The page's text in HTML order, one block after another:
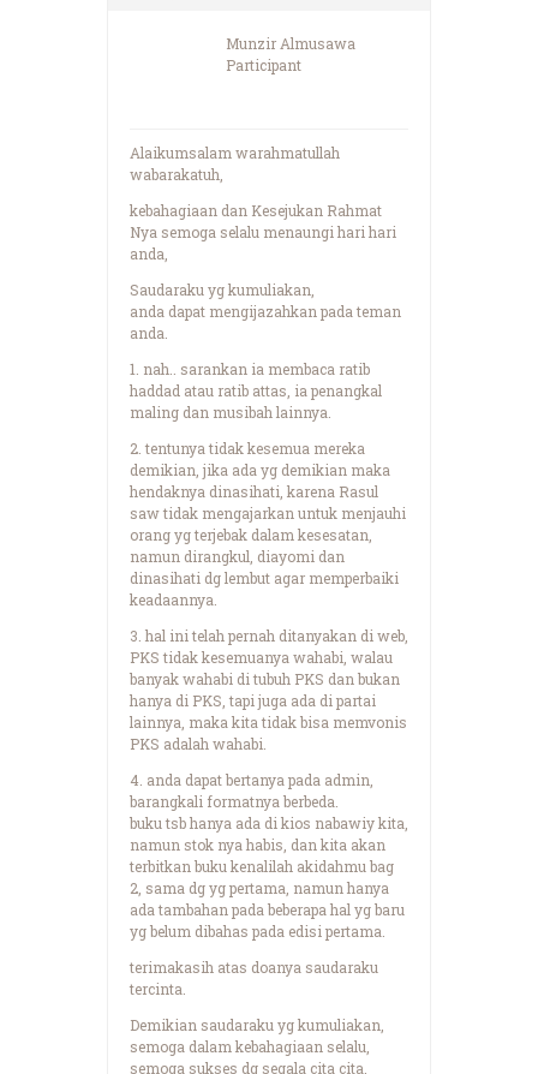
Munzir Almusawa
Participant
Alaikumsalam warahmatullah
wabarakatuh,
kebahagiaan dan Kesejukan Rahmat
Nya semoga selalu menaungi hari hari
anda,
Saudaraku yg kumuliakan,
anda dapat mengijazahkan pada teman
anda.
1. nah.. sarankan ia membaca ratib
haddad atau ratib attas, ia penangkal
maling dan musibah lainnya.
2. tentunya tidak kesemua mereka
demikian, jika ada yg demikian maka
hendaknya dinasihati, karena Rasul
saw tidak mengajarkan untuk menjauhi
orang yg terjebak dalam kesesatan,
namun dirangkul, diayomi dan
dinasihati dg lembut agar memperbaiki
keadaannya.
3. hal ini telah pernah ditanyakan di web,
PKS tidak kesemuanya wahabi, walau
banyak wahabi di tubuh PKS dan bukan
hanya di PKS, tapi juga ada di partai
lainnya, maka kita tidak bisa memvonis
PKS adalah wahabi.
4. anda dapat bertanya pada admin,
barangkali formatnya berbeda.
buku tsb hanya ada di kios nabawiy kita,
namun stok nya habis, dan kita akan
terbitkan buku kenalilah akidahmu bag
2, sama dg yg pertama, namun hanya
ada tambahan pada beberapa hal yg baru
yg belum dibahas pada edisi pertama.
terimakasih atas doanya saudaraku
tercinta.
Demikian saudaraku yg kumuliakan,
semoga dalam kebahagiaan selalu,
semoga sukses dg segala cita cita,